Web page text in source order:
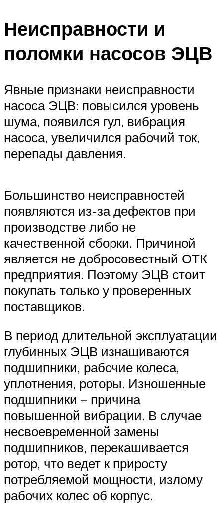
Неисправности и
поломки насосов ЭЦВ
Явные признаки неисправности
насоса ЭЦВ: повысился уровень
шума, появился гул, вибрация
насоса, увеличился рабочий ток,
перепады давления.
Большинство неисправностей
появляются из-за дефектов при
производстве либо не
качественной сборки. Причиной
является не добросовестный ОТК
предприятия. Поэтому ЭЦВ стоит
покупать только у проверенных
поставщиков.
В период длительной эксплуатации
глубинных ЭЦВ изнашиваются
подшипники, рабочие колеса,
уплотнения, роторы. Изношенные
подшипники – причина
повышенной вибрации. В случае
несвоевременной замены
подшипников, перекашивается
ротор, что ведет к приросту
потребляемой мощности, излому
рабочих колес об корпус.